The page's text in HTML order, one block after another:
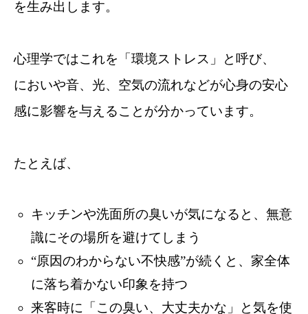
を生み出します。
心理学ではこれを「環境ストレス」と呼び、
においや音、光、空気の流れなどが心身の安心
感に影響を与えることが分かっています。
たとえば、
キッチンや洗面所の臭いが気になると、無意
識にその場所を避けてしまう
“原因のわからない不快感”が続くと、家全体
に落ち着かない印象を持つ
来客時に「この臭い、大丈夫かな」と気を使